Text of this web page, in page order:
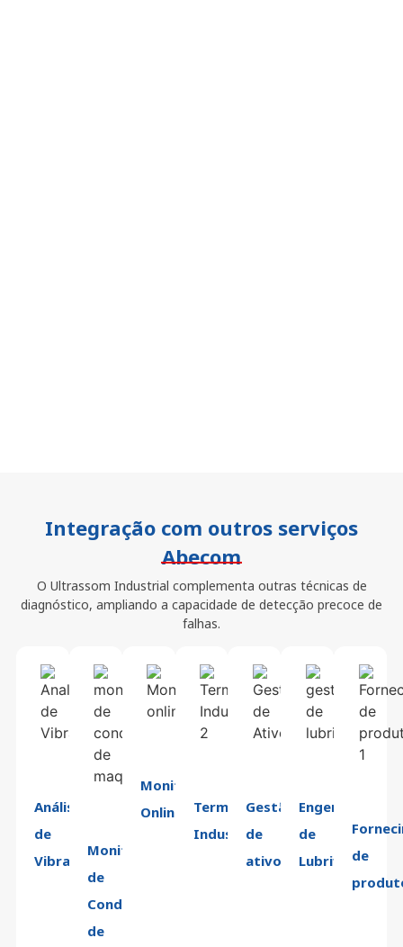
Integração com outros serviços
Abecom
O Ultrassom Industrial complementa outras técnicas de
diagnóstico, ampliando a capacidade de detecção precoce de
falhas.
Análise
de
Vibração
Monitoramento
de
Condição
de
Monitoramento
Online
Termografia
Industrial
Gestão
de
ativos
Engenharia
de
Lubrificação
de